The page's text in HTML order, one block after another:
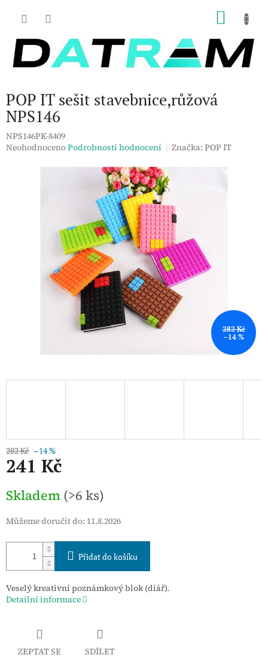
POP IT sešit stavebnice,růžová
NPS146
NPS146PK-8409
Průměrné
NeohodnocenoPodrobnosti hodnocení Značka:POP IT
282 Kč
–14 %
282 Kč –14 %
241 Kč
cena:
Skladem (>6 ks)
Můžeme doručit do: 11.8.2026
Přidat do košíku
Veselý kreativní poznámkový blok (diář).
Detailní informace
ZEPTAT SE SDÍLET